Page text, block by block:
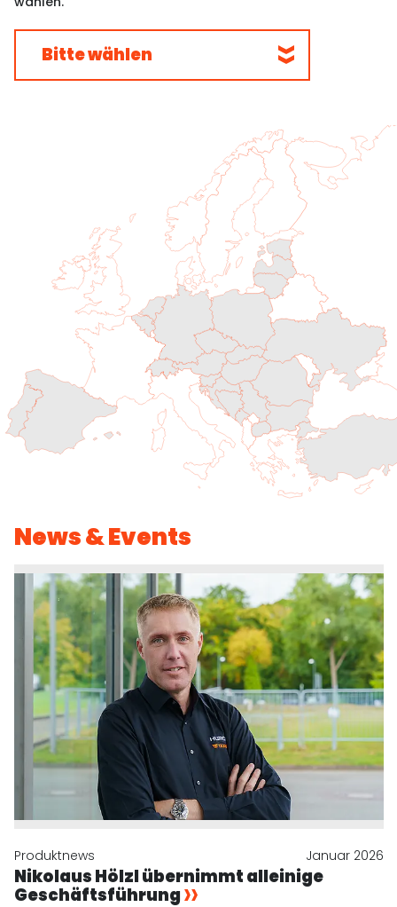
News & Events
Produktnews Januar 2026
Nikolaus Hölzl übernimmt alleinige
Geschäftsführung